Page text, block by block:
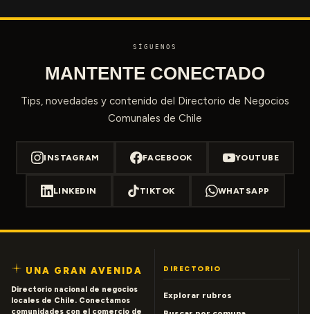
SÍGUENOS
MANTENTE CONECTADO
Tips, novedades y contenido del Directorio de Negocios
Comunales de Chile
INSTAGRAM FACEBOOK YOUTUBE
LINKEDIN TIKTOK WHATSAPP
UNA GRAN AVENIDA
Directorio nacional de negocios
locales de Chile. Conectamos
comunidades con el comercio de
DIRECTORIO
Explorar rubros